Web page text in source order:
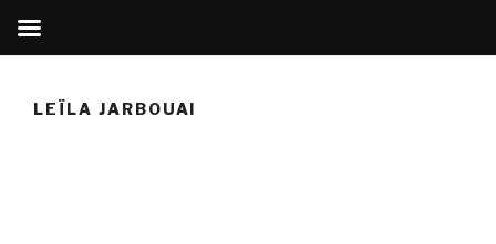
contenu
LEÏLA JARBOUAI